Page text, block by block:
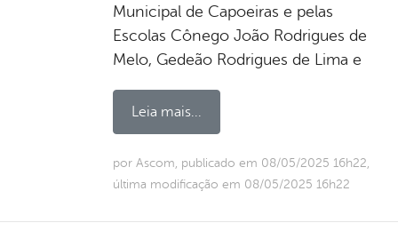
Municipal de Capoeiras e pelas
Escolas Cônego João Rodrigues de
Melo, Gedeão Rodrigues de Lima e
Leia mais...
por Ascom, publicado em 08/05/2025 16h22,
última modificação em 08/05/2025 16h22